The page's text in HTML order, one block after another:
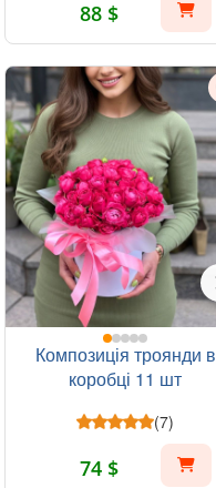
88 $
Композиція троянди в
коробці 11 шт
(7)
74 $